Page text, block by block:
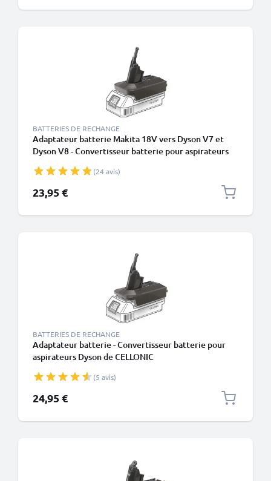
BATTERIES DE RECHANGE
Adaptateur batterie Makita 18V vers Dyson V7 et
Dyson V8 - Convertisseur batterie pour aspirateurs
(24 avis)
23,95 €
BATTERIES DE RECHANGE
Adaptateur batterie - Convertisseur batterie pour
aspirateurs Dyson de CELLONIC
(5 avis)
24,95 €